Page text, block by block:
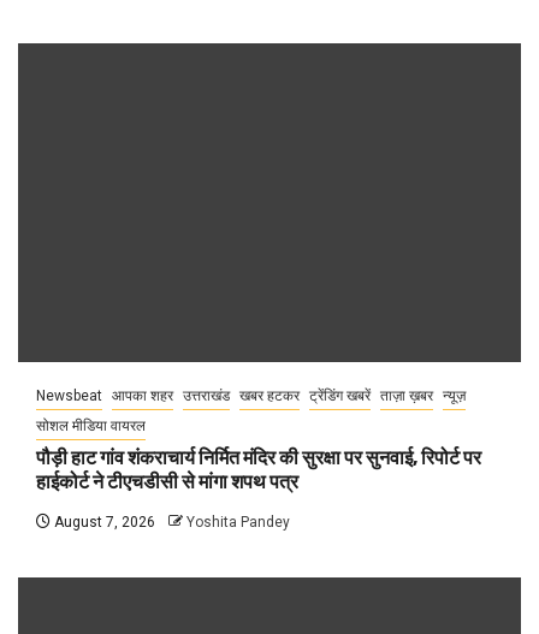
Newsbeat आपका शहर उत्तराखंड खबर हटकर ट्रेंडिंग खबरें ताज़ा ख़बर न्यूज़
सोशल मीडिया वायरल
पौड़ी हाट गांव शंकराचार्य निर्मित मंदिर की सुरक्षा पर सुनवाई, रिपोर्ट पर
हाईकोर्ट ने टीएचडीसी से मांगा शपथ पत्र
August 7, 2026 Yoshita Pandey